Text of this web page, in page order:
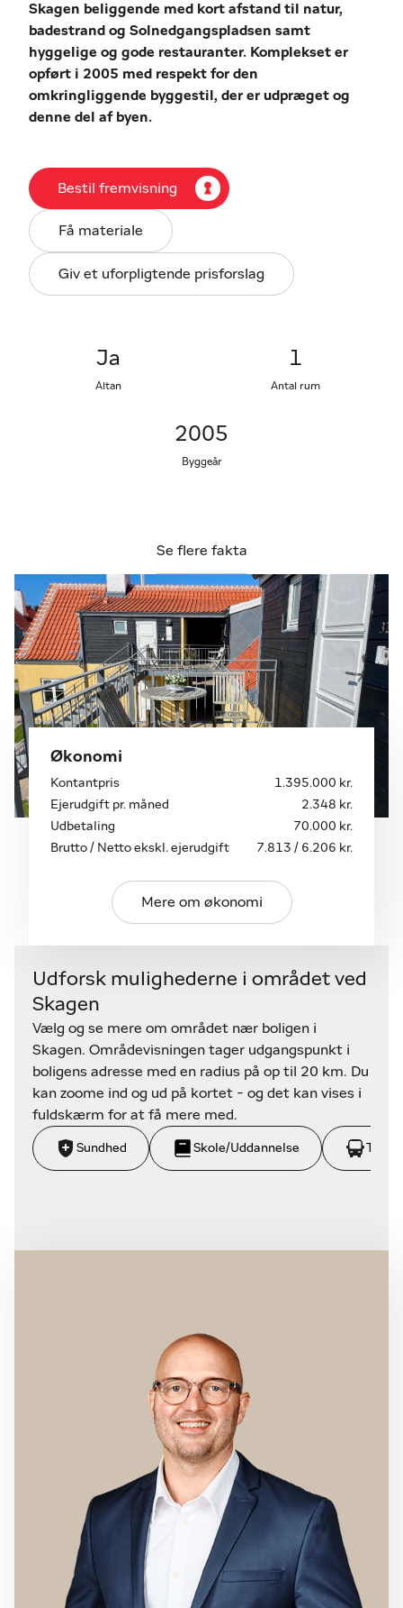
Skagen beliggende med kort afstand til natur,
badestrand og Solnedgangspladsen samt
hyggelige og gode restauranter. Komplekset er
opført i 2005 med respekt for den
omkringliggende byggestil, der er udpræget og
denne del af byen.
og
parkeringsplads, også giver brugsret til
wellnessafdeling med bl.a. pool, spa og sauna.
Desuden stortfællesrum med fuldt udstyret
køkken, til eksempelvis større forsamlinger.
INDRETNING:
Entré med skabe og garderobeplads.
det åbne køkken/alrum i direkte forbindelse med
til klitterne og vandet. Køkkenelementerne er fra
Multiform med bl.a. Gaggenau hvidevarer og
lejligheden samt skibsplankegulve. Klinker i
badeværelset.
Tilhørende lejligheden findes også et særskilt
depotrum til møbler, cykler, etc. som ligger tæt ved
lejligheden.
Et særdeles velanlagt og veludført kompleks med
godt potentiale og gode udlejningsmuligheder. For
lejlighed, kontakt home Skagen.
Bestil fremvisning
Få materiale
Giv et uforpligtende prisforslag
Ja
Altan
1
Antal rum
2005
Byggeår
Se flere fakta
Økonomi
Kontantpris
1.395.000 kr.
Ejerudgift pr. måned
2.348 kr.
Udbetaling
70.000 kr.
Brutto / Netto ekskl. ejerudgift
7.813 / 6.206 kr.
Mere om økonomi
Udforsk mulighederne i området ved
Skagen
Vælg og se mere om området nær boligen i
Skagen. Områdevisningen tager udgangspunkt i
boligens adresse med en radius på op til 20 km. Du
kan zoome ind og ud på kortet - og det kan vises i
fuldskærm for at få mere med.
Sundhed Skole/Uddannelse